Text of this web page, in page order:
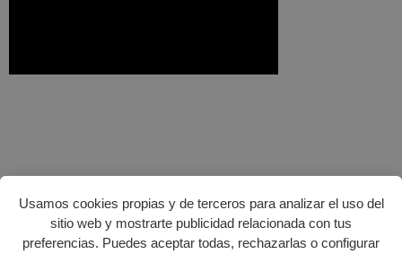
Usamos cookies propias y de terceros para analizar el uso del
sitio web y mostrarte publicidad relacionada con tus
preferencias. Puedes aceptar todas, rechazarlas o configurar